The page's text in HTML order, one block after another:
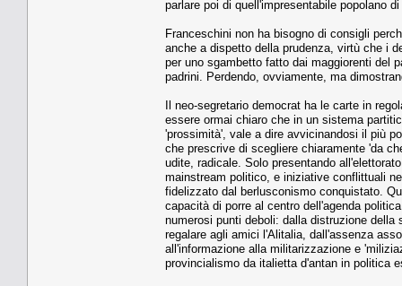
parlare poi di quell'impresentabile popolano
Franceschini non ha bisogno di consigli
anche a dispetto della prudenza, virtù che i
per uno sgambetto fatto dai maggiorenti del
padrini. Perdendo, ovviamente, ma
Il neo-segretario democrat ha le carte in
essere ormai chiaro che in un sistema
'prossimità', vale a dire avvicinandosi il più
che prescrive di scegliere chiaramente 'da
udite, radicale. Solo presentando
mainstream politico, e iniziative conflittuali
fidelizzato dal berlusconismo conquistato.
capacità di porre al centro dell'agenda
numerosi punti deboli: dalla distruzione
regalare agli amici l'Alitalia, dall'assenza
all'informazione alla militarizzazione e
provincialismo da italietta d'antan in politica